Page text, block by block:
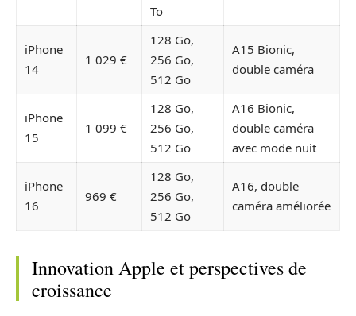
To
iPhone
14
1 029 €
128 Go,
256 Go,
512 Go
A15 Bionic,
double caméra
iPhone
15
1 099 €
128 Go,
256 Go,
512 Go
A16 Bionic,
double caméra
avec mode nuit
iPhone
16
969 €
128 Go,
256 Go,
512 Go
A16, double
caméra améliorée
Innovation Apple et perspectives de
croissance